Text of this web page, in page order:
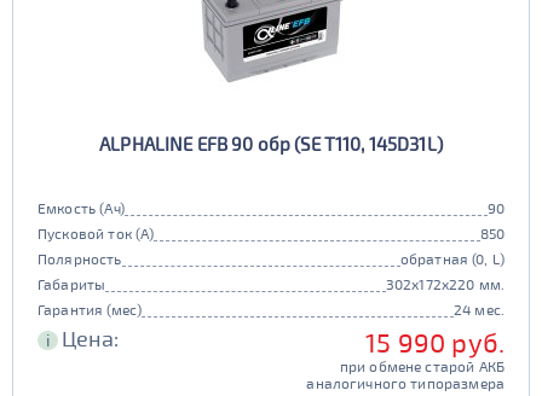
ALPHALINE EFB 90 обр (SE T110, 145D31L)
Емкость (Ач)
90
Пусковой ток (А)
850
Полярность
обратная (0, L)
Габариты
302x172x220 мм.
Гарантия (мес)
24 мес.
i Цена: 15 990 руб.
при обмене старой АКБ
аналогичного типоразмера